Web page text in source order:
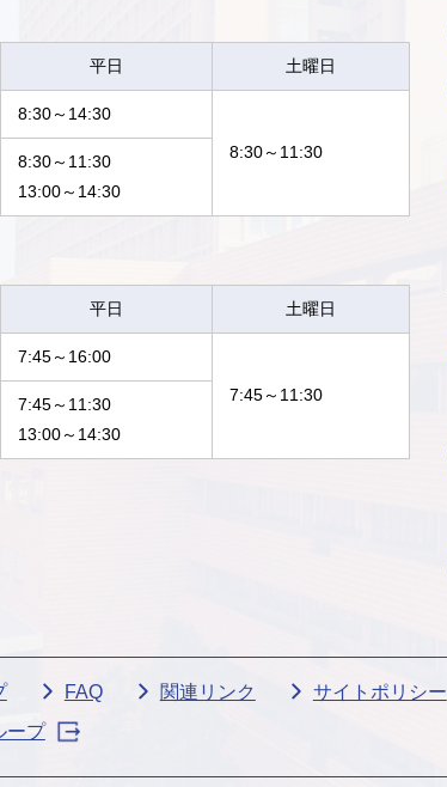
平日 土曜日
8:30～14:30
8:30～11:30
8:30～11:30
13:00～14:30
平日 土曜日
7:45～16:00
7:45～11:30
7:45～11:30
13:00～14:30
FAQ 関連リンク サイトポリシー
ープ